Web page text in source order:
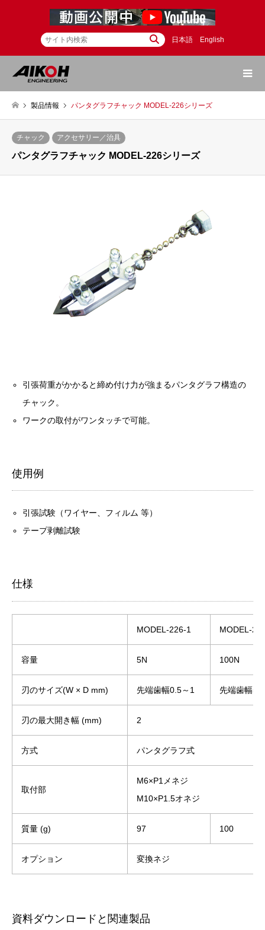
日本語 English
製品情報 パンタグラフチャック MODEL-226シリーズ
チャック アクセサリー／治具
パンタグラフチャック MODEL-226シリーズ
引張荷重がかかると締め付け力が強まるパンタグラフ構造の
チャック。
ワークの取付がワンタッチで可能。
使用例
引張試験（ワイヤー、フィルム 等）
テープ剥離試験
仕様
MODEL-226-1 MODEL-
容量 5N 100N
刃のサイズ(W × D mm) 先端歯幅0.5～1 先端歯幅5
刃の最大開き幅 (mm) 2
方式 パンタグラフ式
取付部
M6×P1メネジ
M10×P1.5オネジ
質量 (g) 97 100
オプション 変換ネジ
資料ダウンロードと関連製品